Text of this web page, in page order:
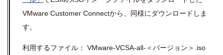
VMware Customer Connectから、同様にダウンロードしま
す。
利用するファイル： VMware-VCSA-all-＜バージョン＞.iso